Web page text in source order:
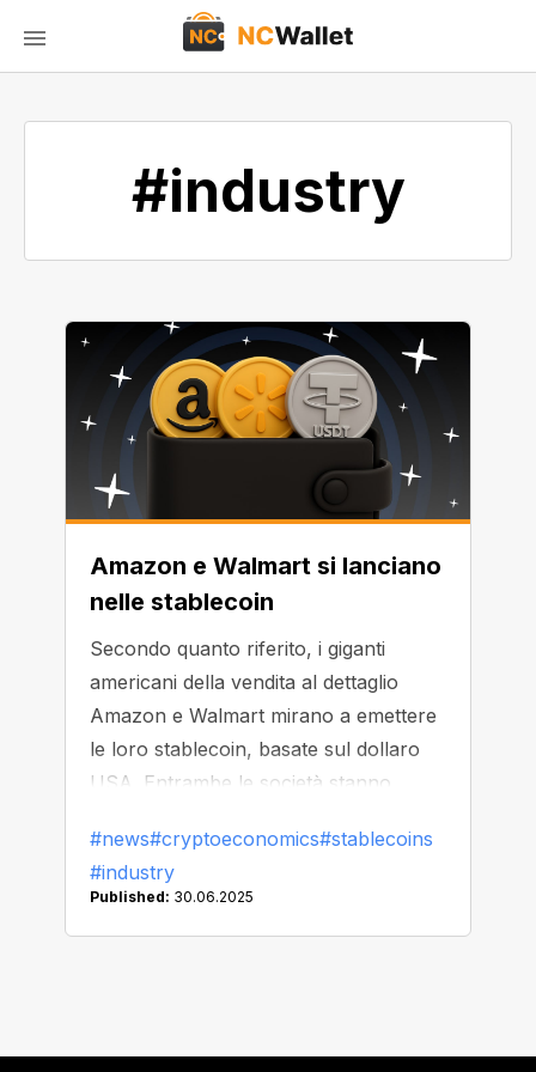
#industry
Amazon e Walmart si lanciano
nelle stablecoin
Secondo quanto riferito, i giganti
americani della vendita al dettaglio
Amazon e Walmart mirano a emettere
le loro stablecoin, basate sul dollaro
USA. Entrambe le società stanno
personalizzata possa fornire agli utenti
un modo più semplice per pagare beni
#news#cryptoeconomics#stablecoins
#industry
Published: 30.06.2025